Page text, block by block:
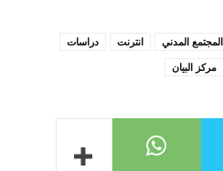
المجتمع المدني انترنت
دراسات
مركز البيان